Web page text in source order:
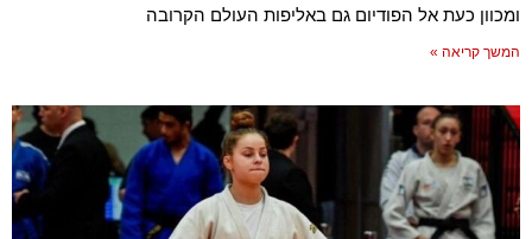
ומכוון כעת אל הפודיום גם באליפות העולם הקרובה
המשך קריאה »